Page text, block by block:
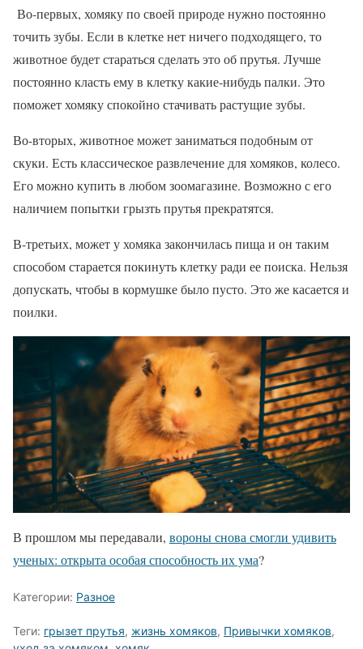
Во-первых, хомяку по своей природе нужно постоянно
точить зубы. Если в клетке нет ничего подходящего, то
животное будет стараться сделать это об прутья. Лучше
постоянно класть ему в клетку какие-нибудь палки. Это
поможет хомяку спокойно стачивать растущие зубы.
Во-вторых, животное может заниматься подобным от
скуки. Есть классическое развлечение для хомяков, колесо.
Его можно купить в любом зоомагазине. Возможно с его
наличием попытки грызть прутья прекратятся.
В-третьих, может у хомяка закончилась пища и он таким
способом старается покинуть клетку ради ее поиска. Нельзя
допускать, чтобы в кормушке было пусто. Это же касается и
поилки.
В прошлом мы передавали, вороны снова смогли удивить
ученых: открыта особая способность их ума?
Категории: Разное
Теги: грызет прутья, жизнь хомяков, Привычки хомяков,